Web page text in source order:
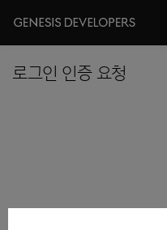
로그인 인증 요청